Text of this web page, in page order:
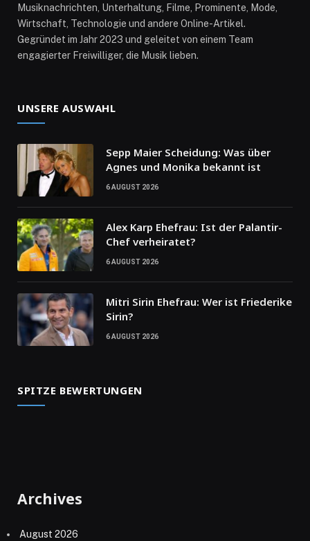
Musiknachrichten, Unterhaltung, Filme, Prominente, Mode,
Wirtschaft, Technologie und andere Online-Artikel.
Gegründet im Jahr 2023 und geleitet von einem Team
engagierter Freiwilliger, die Musik lieben.
UNSERE AUSWAHL
Sepp Maier Scheidung: Was über
Agnes und Monika bekannt ist
6 AUGUST 2026
Alex Karp Ehefrau: Ist der Palantir-
Chef verheiratet?
6 AUGUST 2026
Mitri Sirin Ehefrau: Wer ist Friederike
Sirin?
6 AUGUST 2026
SPITZE BEWERTUNGEN
Archives
August 2026